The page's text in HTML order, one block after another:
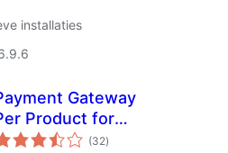
installaties
Gateway
Product for
(32totaal
waarderingen
)